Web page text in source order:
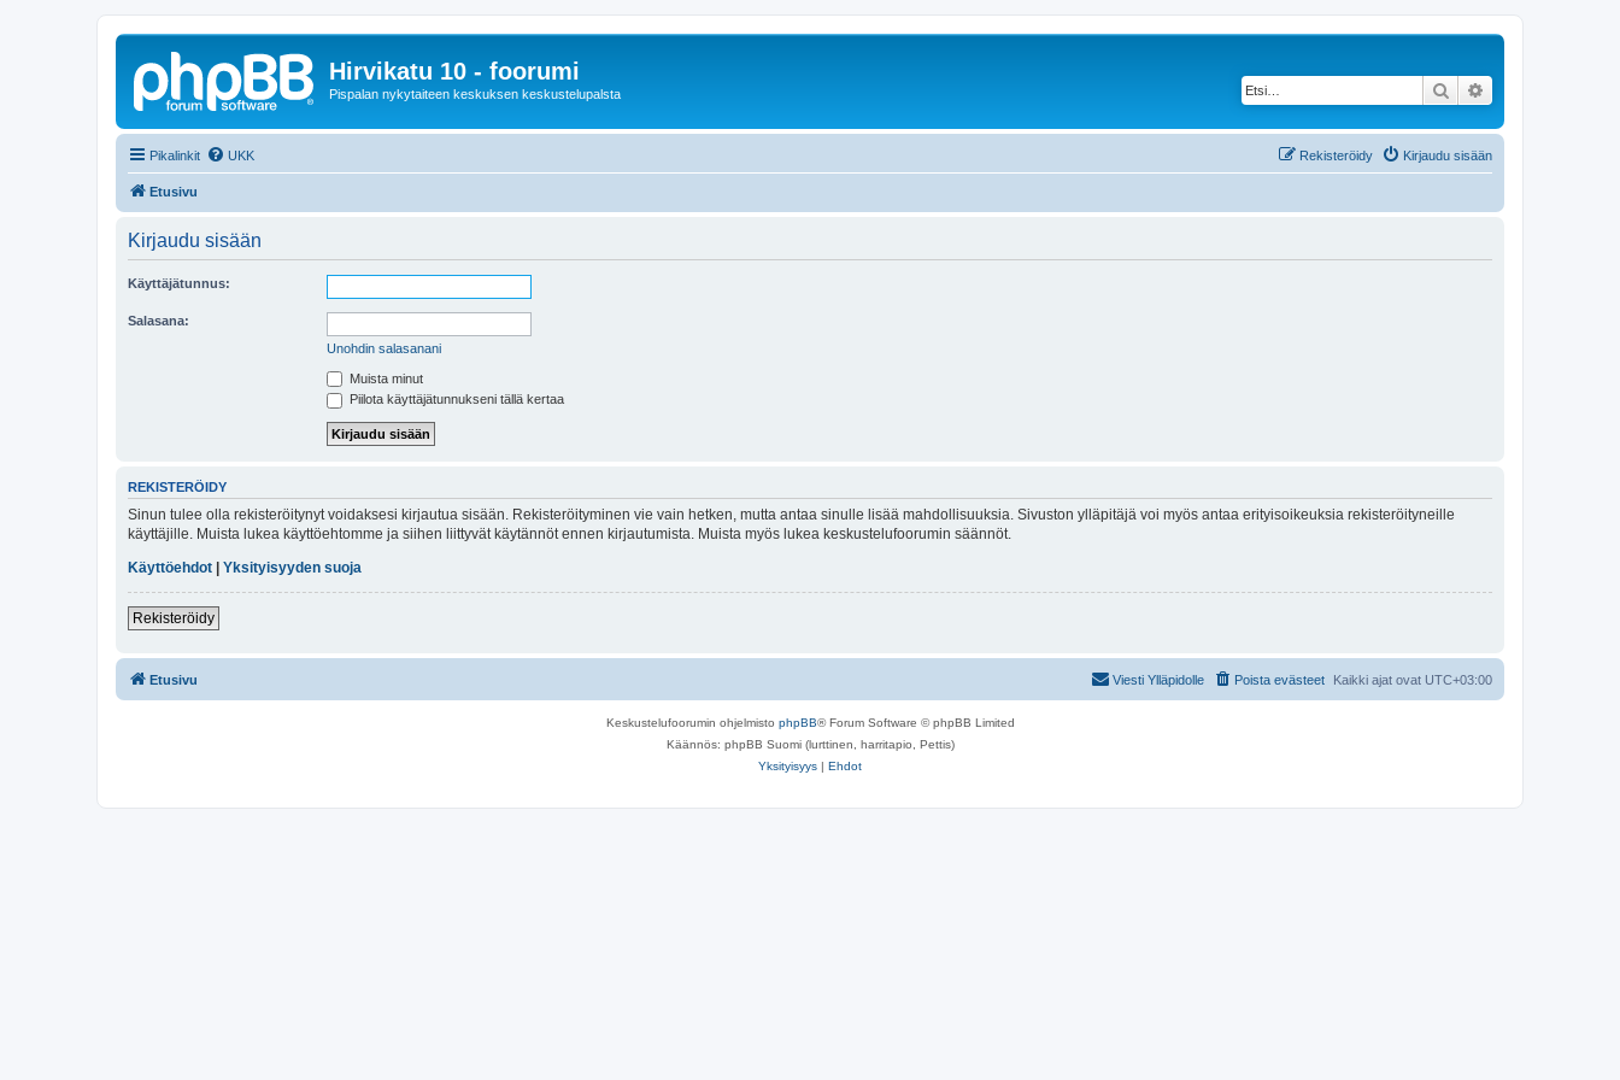
Hirvikatu 10 - foorumi
Pispalan nykytaiteen keskuksen keskustelupalsta Etsi
Pikalinkit UKK Kirjaudu sisään
Rekisteröidy
Etusivu
Kirjaudu sisään
Käyttäjätunnus:
Salasana:
Unohdin salasanani
Muista minut
Piilota käyttäjätunnukseni tällä kertaa
REKISTERÖIDY
Sinun tulee olla rekisteröitynyt voidaksesi kirjautua sisään. Rekisteröityminen vie vain hetken, mutta antaa sinulle lisää mahdollisuuksia. Sivuston ylläpitäjä voi myös antaa erityisoikeuksia rekisteröityneille
käyttäjille. Muista lukea käyttöehtomme ja siihen liittyvät käytännöt ennen kirjautumista. Muista myös lukea keskustelufoorumin säännöt.
Käyttöehdot
Yksityisyyden suoja
Rekisteröidy
Etusivu Kaikki ajat ovat UTC+03:00
Poista evästeet
Viesti Ylläpidolle
Keskustelufoorumin ohjelmisto phpBB® Forum Software © phpBB Limited
Käännös: phpBB Suomi (lurttinen, harritapio, Pettis)
Yksityisyys | Ehdot